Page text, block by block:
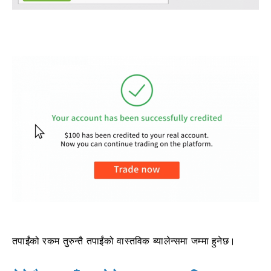
तपाईंको रकम तुरुन्तै तपाईंको वास्तविक ब्यालेन्समा जम्मा हुनेछ।